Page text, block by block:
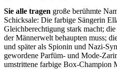
Sie alle tragen große berühmte
Schicksale: Die farbige Sängerin
Gleichberechtigung stark macht;
der Männerwelt behaupten muss;
und später als Spionin und Nazi-
gewordene Parfüm- und Mode-
umstrittene farbige Box-Champion